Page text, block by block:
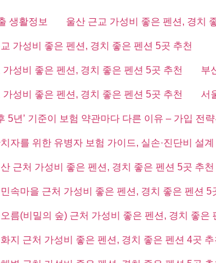
생활정보 울산 근교 가성비 좋은 펜션, 경치
가성비 좋은 펜션, 경치 좋은 펜션 5곳 추천
가성비 좋은 펜션, 경치 좋은 펜션 5곳 추천 부
가성비 좋은 펜션, 경치 좋은 펜션 5곳 추천 서
5년’ 기준이 보험 약관마다 다른 이유 – 가입 전
자를 위한 유병자 보험 가이드, 실손·진단비 설
근처 가성비 좋은 펜션, 경치 좋은 펜션 5곳 추천
속마을 근처 가성비 좋은 펜션, 경치 좋은 펜션 5
름(비밀의 숲) 근처 가성비 좋은 펜션, 경치 좋은
지 근처 가성비 좋은 펜션, 경치 좋은 펜션 4곳 추